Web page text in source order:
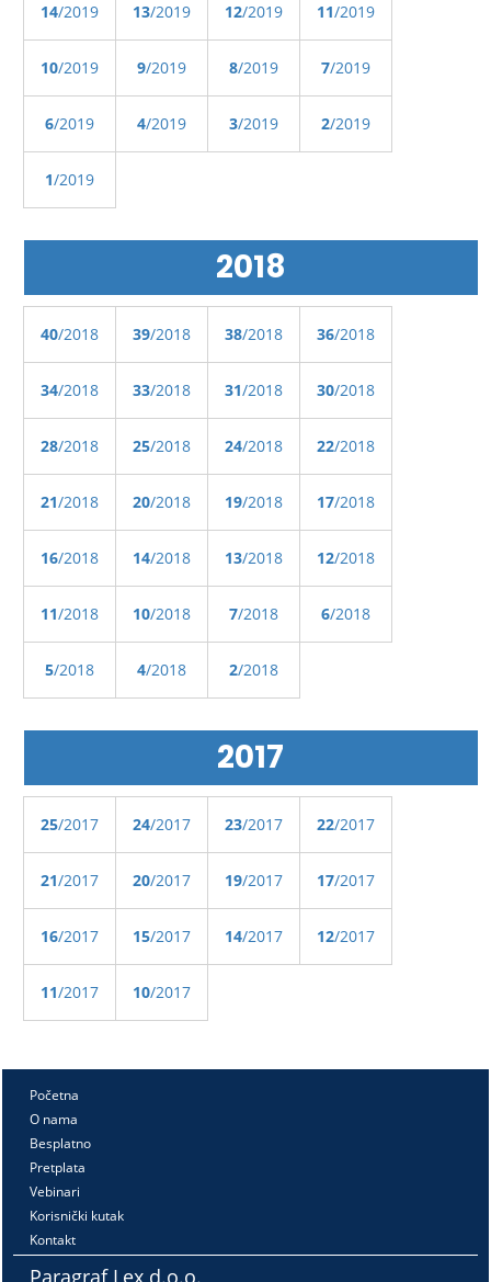
14/2019 13/2019 12/2019 11/2019
10/2019 9/2019 8/2019 7/2019
6/2019 4/2019 3/2019 2/2019
1/2019
2018
40/2018 39/2018 38/2018 36/2018
34/2018 33/2018 31/2018 30/2018
28/2018 25/2018 24/2018 22/2018
21/2018 20/2018 19/2018 17/2018
16/2018 14/2018 13/2018 12/2018
11/2018 10/2018 7/2018 6/2018
5/2018 4/2018 2/2018
2017
25/2017 24/2017 23/2017 22/2017
21/2017 20/2017 19/2017 17/2017
16/2017 15/2017 14/2017 12/2017
11/2017 10/2017
Početna
O nama
Besplatno
Pretplata
Vebinari
Korisnički kutak
Kontakt
Paragraf Lex d.o.o.